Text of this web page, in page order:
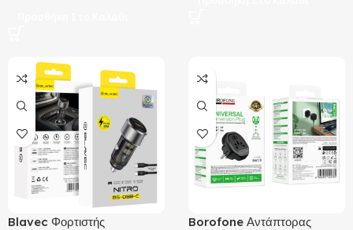
Blavec Φορτιστής
Borofone Αντάπτορας